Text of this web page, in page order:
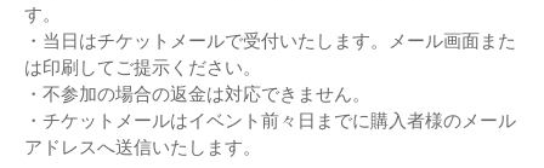
す。
・当日はチケットメールで受付いたします。メール画面また
は印刷してご提示ください。
・不参加の場合の返金は対応できません。
・チケットメールはイベント前々日までに購入者様のメール
アドレスへ送信いたします。